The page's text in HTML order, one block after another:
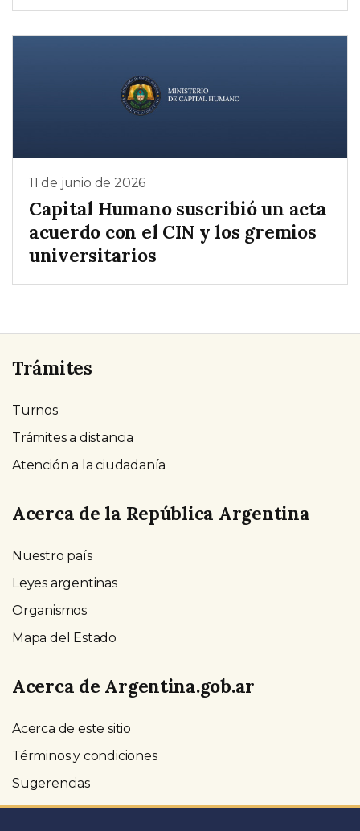
11 de junio de 2026
Capital Humano suscribió un acta
acuerdo con el CIN y los gremios
universitarios
Trámites
Turnos
Trámites a distancia
Atención a la ciudadanía
Acerca de la República Argentina
Nuestro país
Leyes argentinas
Organismos
Mapa del Estado
Acerca de Argentina.gob.ar
Acerca de este sitio
Términos y condiciones
Sugerencias